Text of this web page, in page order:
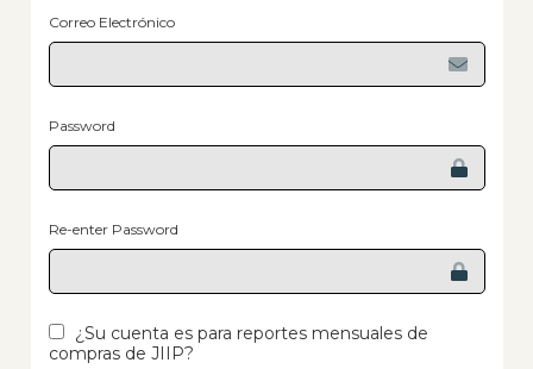
Correo Electrónico
Password
Re-enter Password
¿Su cuenta es para reportes mensuales de
compras de JIIP?